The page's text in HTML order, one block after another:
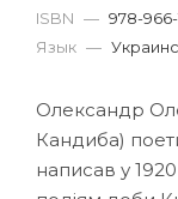
ISBN — 978-
Язык —
Олександр
Кандиба)
написав у